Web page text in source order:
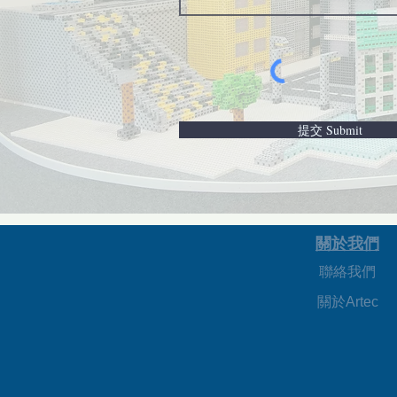
提交 Submit
關於我們
聯絡我們
關於Artec